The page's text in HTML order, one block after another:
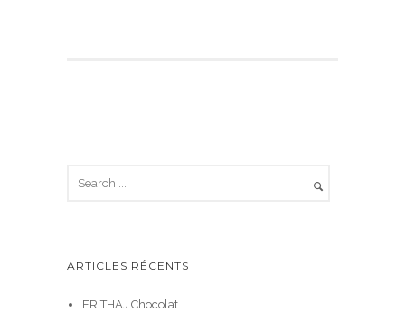
ARTICLES RÉCENTS
ERITHAJ Chocolat